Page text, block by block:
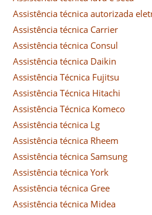
Assistência técnica autorizada
Assistência técnica Carrier
Assistência técnica Consul
Assistência técnica Daikin
Assistência Técnica Fujitsu
Assistência Técnica Hitachi
Assistência Técnica Komeco
Assistência técnica Lg
Assistência técnica Rheem
Assistência técnica Samsung
Assistência técnica York
Assistência técnica Gree
Assistência técnica Midea